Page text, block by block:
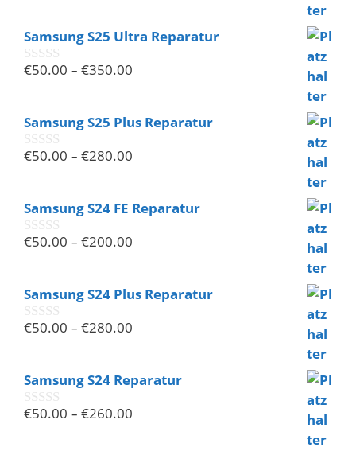
5
Samsung S25 Ultra Reparatur
0
5
€50.00 – €350.00
Samsung S25 Plus Reparatur
0
5
€50.00 – €280.00
Samsung S24 FE Reparatur
0
5
€50.00 – €200.00
Samsung S24 Plus Reparatur
0
5
€50.00 – €280.00
Samsung S24 Reparatur
0
€50.00 – €260.00